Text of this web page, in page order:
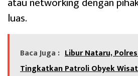
luas.
Baca Juga : Libur Nataru,
Tingkatkan Patroli Obyek